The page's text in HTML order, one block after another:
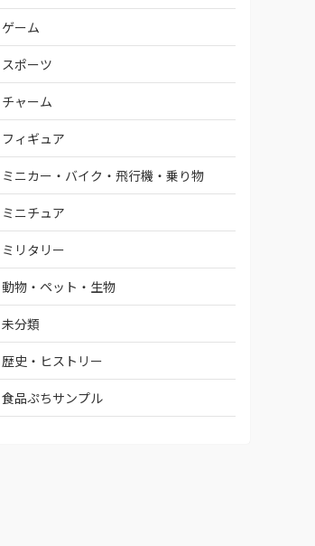
ゲーム
スポーツ
チャーム
フィギュア
ミニカー・バイク・飛行機・乗り物
ミニチュア
ミリタリー
動物・ペット・生物
未分類
歴史・ヒストリー
食品ぷちサンプル